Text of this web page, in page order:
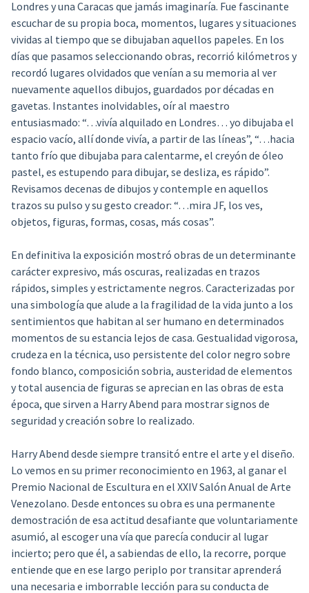
Londres y una Caracas que jamás imaginaría. Fue fascinante
escuchar de su propia boca, momentos, lugares y situaciones
vividas al tiempo que se dibujaban aquellos papeles. En los
días que pasamos seleccionando obras, recorrió kilómetros y
recordó lugares olvidados que venían a su memoria al ver
nuevamente aquellos dibujos, guardados por décadas en
gavetas. Instantes inolvidables, oír al maestro
entusiasmado: “…vivía alquilado en Londres… yo dibujaba el
espacio vacío, allí donde vivía, a partir de las líneas”, “…hacia
tanto frío que dibujaba para calentarme, el creyón de óleo
pastel, es estupendo para dibujar, se desliza, es rápido”.
Revisamos decenas de dibujos y contemple en aquellos
trazos su pulso y su gesto creador: “…mira JF, los ves,
objetos, figuras, formas, cosas, más cosas”.
En definitiva la exposición mostró obras de un determinante
carácter expresivo, más oscuras, realizadas en trazos
rápidos, simples y estrictamente negros. Caracterizadas por
una simbología que alude a la fragilidad de la vida junto a los
sentimientos que habitan al ser humano en determinados
momentos de su estancia lejos de casa. Gestualidad vigorosa,
crudeza en la técnica, uso persistente del color negro sobre
fondo blanco, composición sobria, austeridad de elementos
y total ausencia de figuras se aprecian en las obras de esta
época, que sirven a Harry Abend para mostrar signos de
seguridad y creación sobre lo realizado.
Harry Abend desde siempre transitó entre el arte y el diseño.
Lo vemos en su primer reconocimiento en 1963, al ganar el
Premio Nacional de Escultura en el XXIV Salón Anual de Arte
Venezolano. Desde entonces su obra es una permanente
demostración de esa actitud desafiante que voluntariamente
asumió, al escoger una vía que parecía conducir al lugar
incierto; pero que él, a sabiendas de ello, la recorre, porque
entiende que en ese largo periplo por transitar aprenderá
una necesaria e imborrable lección para su conducta de